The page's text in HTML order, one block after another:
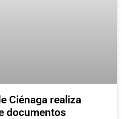
Ciénaga realiza
documentos